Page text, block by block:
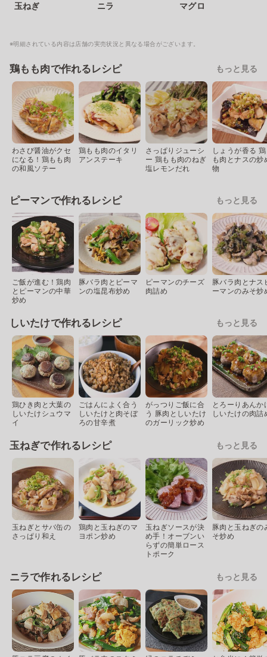
玉ねぎ ニラ マグロ
※明細されている内容は店舗の実売状況と異なる場合がございます。
鶏もも肉で作れるレシピ もっと見る
わさび醤油がクセ
になる！鶏もも肉
の和風ソテー
鶏もも肉のイタリ
アンステーキ
さっぱりジューシ
ー 鶏もも肉のねぎ
塩レモンだれ
しょうが香る
も肉とナスの炒
物
ピーマンで作れるレシピ もっと見る
ご飯が進む！鶏肉
とピーマンの中華
炒め
豚バラ肉とピーマ
ンの塩昆布炒め
ピーマンのチーズ
肉詰め
豚バラ肉とナス
ーマンのみそ炒
しいたけで作れるレシピ もっと見る
鶏ひき肉と大葉の
しいたけシュウマ
イ
ごはんによく合う
しいたけと肉そぼ
ろの甘辛煮
がっつりご飯に合
う 豚肉としいたけ
のガーリック炒め
とろーりあんか
しいたけの肉詰
玉ねぎで作れるレシピ もっと見る
玉ねぎとサバ缶の
さっぱり和え
鶏肉と玉ねぎのマ
ヨポン炒め
玉ねぎソースが決
め手！オーブンい
らずの簡単ロース
トポーク
豚肉と玉ねぎの
そ炒め
ニラで作れるレシピ もっと見る